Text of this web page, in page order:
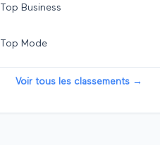
Top Business
Top Mode
Voir tous les classements →